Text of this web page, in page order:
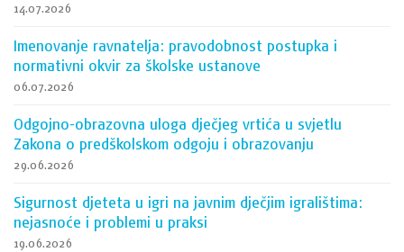
14.07.2026
Imenovanje ravnatelja: pravodobnost postupka i
normativni okvir za školske ustanove
06.07.2026
Odgojno-obrazovna uloga dječjeg vrtića u svjetlu
Zakona o predškolskom odgoju i obrazovanju
29.06.2026
Sigurnost djeteta u igri na javnim dječjim igralištima:
nejasnoće i problemi u praksi
19.06.2026